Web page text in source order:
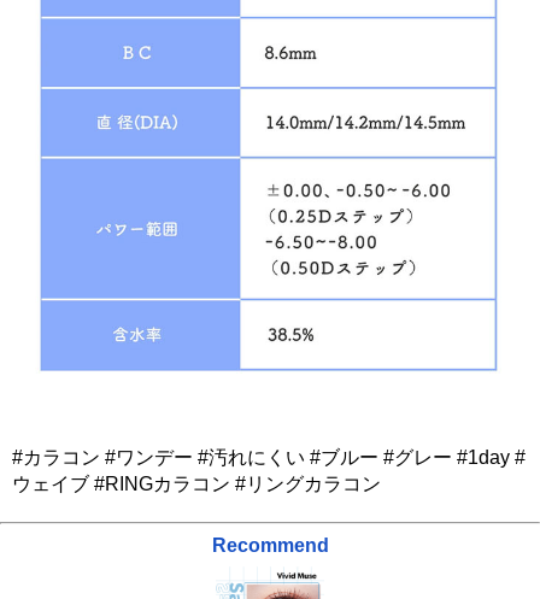
#カラコン #ワンデー #汚れにくい #ブルー #グレー #1day #
ウェイブ #RINGカラコン #リングカラコン
Recommend